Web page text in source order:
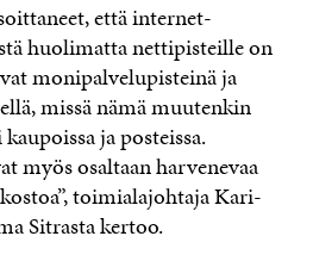
että internet-
huolimatta nettipisteille on
monipalvelupisteinä ja
missä nämä muutenkin
ja posteissa.
myös osaltaan harvenevaa
toimialajohtaja Kari-
Sitrasta kertoo.